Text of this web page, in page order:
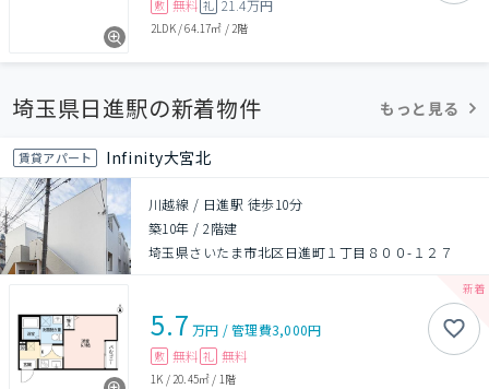
敷 無料 礼 21.4万円
2LDK/64.17㎡ / 2階
埼玉県日進駅の新着物件 もっと見る
賃貸アパート Infinity大宮北
川越線 / 日進駅 徒歩10分
築10年 /2階建
埼玉県さいたま市北区日進町１丁目８００-１２７
5.7 万円 /管理費3,000円
敷 無料 礼 無料
1K / 20.45㎡ / 1階